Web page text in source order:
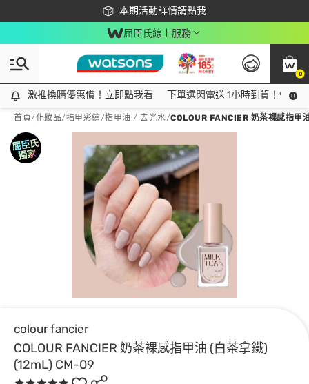
本期活動詳情請點我
下載app最高回饋$350
屈臣氏線上服務
0
激推換購優惠價！立即點我看
激推換購優惠價！立即點我看 下單選閃電送 1小時到貨！領神
首頁/化妝品/指甲彩繪/指甲油 / 去光水/COLOUR FANCIER 奶茶裸感指
colour fancier
COLOUR FANCIER 奶茶裸感指甲油 (白茶拿鐵)
(12mL) CM-09